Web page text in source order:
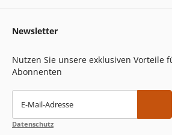
Newsletter
Nutzen Sie unsere exklusiven Vorteile
Abonnenten
E-Mail-Adresse
Datenschutz